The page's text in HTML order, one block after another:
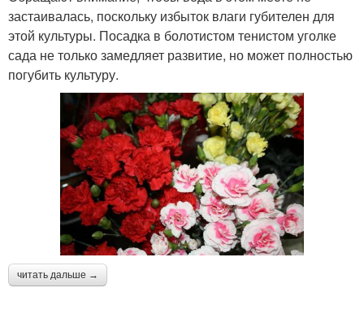
застаивалась, поскольку избыток влаги губителен для
этой культуры. Посадка в болотистом тенистом уголке
сада не только замедляет развитие, но может полностью
погубить культуру.
читать дальше →